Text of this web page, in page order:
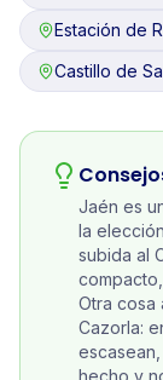
Estación de
Castillo de
Jaén es
la
subida al
Otra cosa
Cazorla:
hecho y